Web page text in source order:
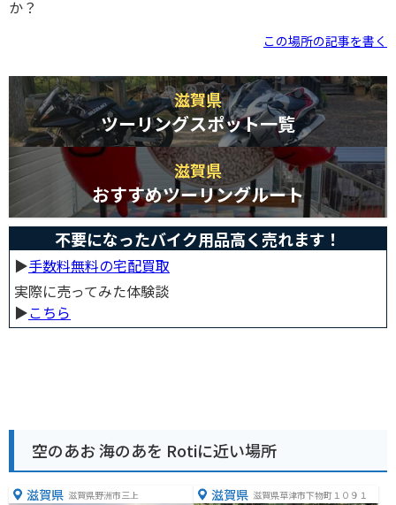
か？
この場所の記事を書く
滋賀県
ツーリングスポット一覧
滋賀県
おすすめツーリングルート
不要になったバイク用品高く売れます！
▶︎手数料無料の宅配買取
実際に売ってみた体験談
▶︎こちら
空のあお 海のあを Rotiに近い場所
滋賀県 滋賀県野洲市三上 滋賀県 滋賀県草津市下物町１０９１